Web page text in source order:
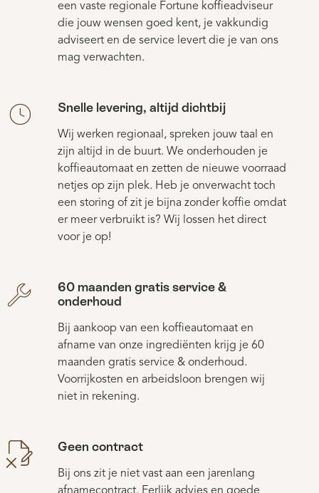
een vaste regionale Fortune koffieadviseur
die jouw wensen goed kent, je vakkundig
adviseert en de service levert die je van ons
mag verwachten.
Snelle levering, altijd dichtbij
Wij werken regionaal, spreken jouw taal en
zijn altijd in de buurt. We onderhouden je
koffieautomaat en zetten de nieuwe voorraad
netjes op zijn plek. Heb je onverwacht toch
een storing of zit je bijna zonder koffie omdat
er meer verbruikt is? Wij lossen het direct
voor je op!
60 maanden gratis service &
onderhoud
Bij aankoop van een koffieautomaat en
afname van onze ingrediënten krijg je 60
maanden gratis service & onderhoud.
Voorrijkosten en arbeidsloon brengen wij
niet in rekening.
Geen contract
Bij ons zit je niet vast aan een jarenlang